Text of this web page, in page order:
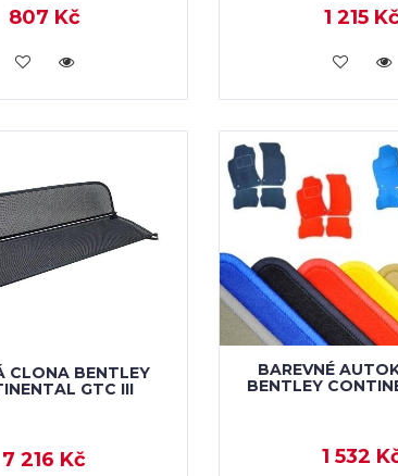
807 Kč
KOUPIT
1 215
KOUPIT
CLONA BENTLEY
GTC III
7 216 Kč
BAREVNÉ
BENTLEY
1 532